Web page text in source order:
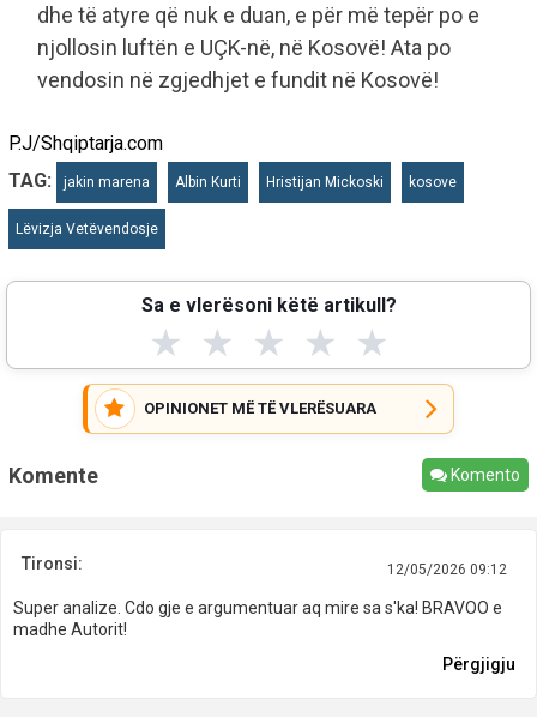
dhe të atyre që nuk e duan, e për më tepër po e
njollosin luftën e UÇK-në, në Kosovë! Ata po
vendosin në zgjedhjet e fundit në Kosovë!
P.J/Shqiptarja.com
TAG:
jakin marena Albin Kurti Hristijan Mickoski kosove
Lëvizja Vetëvendosje
Sa e vlerësoni këtë artikull?
★ ★ ★ ★ ★
OPINIONET MË TË VLERËSUARA
Komente Komento
Tironsi: 12/05/2026 09:12
Super analize. Cdo gje e argumentuar aq mire sa s'ka! BRAVOO e
madhe Autorit!
Përgjigju